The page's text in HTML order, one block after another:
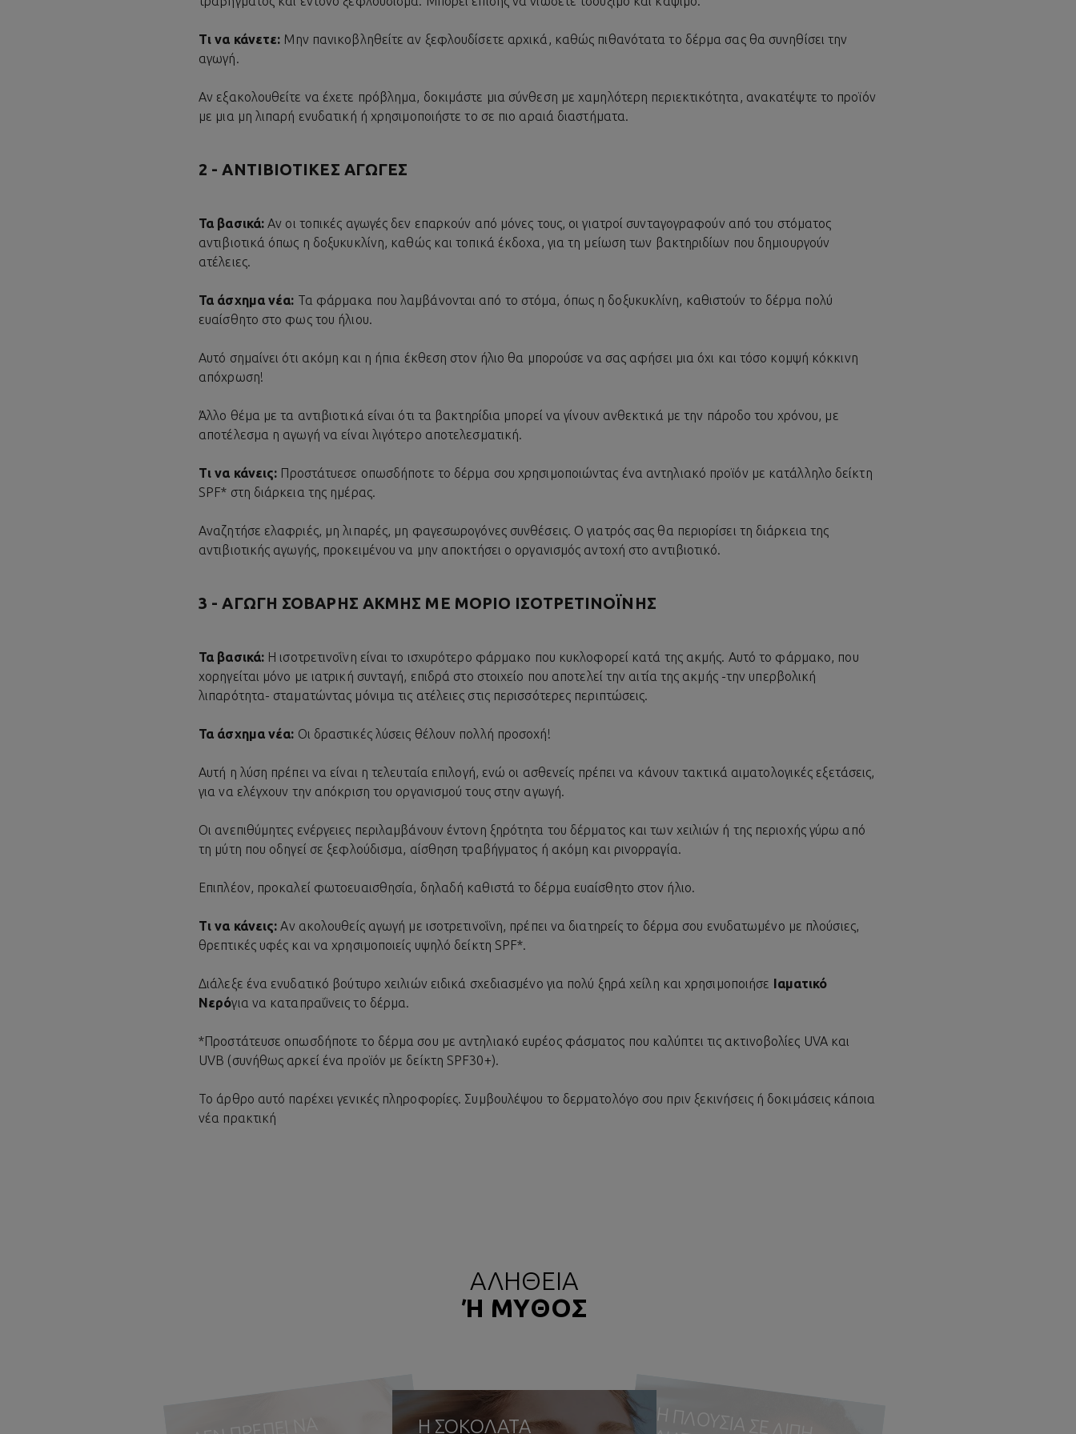
Τι να κάνετε: Μην πανικοβληθείτε αν ξεφλουδίσετε αρχικά, καθώς πιθανότατα το δέρμα σας θα συνηθίσει την
αγωγή.
Αν εξακολουθείτε να έχετε πρόβλημα, δοκιμάστε μια σύνθεση με χαμηλότερη περιεκτικότητα, ανακατέψτε το προϊόν
με μια μη λιπαρή ενυδατική ή χρησιμοποιήστε το σε πιο αραιά διαστήματα.
2 - ΑΝΤΙΒΙΟΤΙΚΈΣ ΑΓΩΓΈΣ
Τα βασικά:Αν οι τοπικές αγωγές δεν επαρκούν από μόνες τους, οι γιατροί συνταγογραφούν από του στόματος
αντιβιοτικά όπως η δοξυκυκλίνη, καθώς και τοπικά έκδοχα, για τη μείωση των βακτηριδίων που δημιουργούν
ατέλειες.
Τα άσχημα νέα: Τα φάρμακα που λαμβάνονται από το στόμα, όπως η δοξυκυκλίνη, καθιστούν το δέρμα πολύ
ευαίσθητο στο φως του ήλιου.
Αυτό σημαίνει ότι ακόμη και η ήπια έκθεση στον ήλιο θα μπορούσε να σας αφήσει μια όχι και τόσο κομψή κόκκινη
απόχρωση!
Άλλο θέμα με τα αντιβιοτικά είναι ότι τα βακτηρίδια μπορεί να γίνουν ανθεκτικά με την πάροδο του χρόνου, με
αποτέλεσμα η αγωγή να είναι λιγότερο αποτελεσματική.
Τι να κάνεις: Προστάτυεσε οπωσδήποτε το δέρμα σου χρησιμοποιώντας ένα αντηλιακό προϊόν με κατάλληλο δείκτη
SPF* στη διάρκεια της ημέρας.
Αναζητήσε ελαφριές, μη λιπαρές, μη φαγεσωρογόνες συνθέσεις. Ο γιατρός σας θα περιορίσει τη διάρκεια της
αντιβιοτικής αγωγής, προκειμένου να μην αποκτήσει ο οργανισμός αντοχή στο αντιβιοτικό.
3 - ΑΓΩΓΉ ΣΟΒΑΡΉΣ ΑΚΜΉΣ ΜΕ ΜΌΡΙΟ ΙΣΟΤΡΕΤΙΝΟΪ́ΝΗΣ
Τα βασικά: Η ισοτρετινοΐνη είναι το ισχυρότερο φάρμακο που κυκλοφορεί κατά της ακμής. Αυτό το φάρμακο, που
χορηγείται μόνο με ιατρική συνταγή, επιδρά στο στοιχείο που αποτελεί την αιτία της ακμής -την υπερβολική
λιπαρότητα- σταματώντας μόνιμα τις ατέλειες στις περισσότερες περιπτώσεις.
Τα άσχημα νέα: Οι δραστικές λύσεις θέλουν πολλή προσοχή!
Αυτή η λύση πρέπει να είναι η τελευταία επιλογή, ενώ οι ασθενείς πρέπει να κάνουν τακτικά αιματολογικές εξετάσεις,
για να ελέγχουν την απόκριση του οργανισμού τους στην αγωγή.
Οι ανεπιθύμητες ενέργειες περιλαμβάνουν έντονη ξηρότητα του δέρματος και των χειλιών ή της περιοχής γύρω από
τη μύτη που οδηγεί σε ξεφλούδισμα, αίσθηση τραβήγματος ή ακόμη και ρινορραγία.
Επιπλέον, προκαλεί φωτοευαισθησία, δηλαδή καθιστά το δέρμα ευαίσθητο στον ήλιο.
Τι να κάνεις: Αν ακολουθείς αγωγή με ισοτρετινοΐνη, πρέπει να διατηρείς το δέρμα σου ενυδατωμένο με πλούσιες,
θρεπτικές υφές και να χρησιμοποιείς υψηλό δείκτη SPF*.
Διάλεξε ένα ενυδατικό βούτυρο χειλιών ειδικά σχεδιασμένο για πολύ ξηρά χείλη και χρησιμοποιήσε Ιαματικό
Νερόγια να καταπραΰνεις το δέρμα.
*Προστάτευσε οπωσδήποτε το δέρμα σου με αντηλιακό ευρέος φάσματος που καλύπτει τις ακτινοβολίες UVA και
UVB (συνήθως αρκεί ένα προϊόν με δείκτη SPF30+).
Το άρθρο αυτό παρέχει γενικές πληροφορίες. Συμβουλέψου το δερματολόγο σου πριν ξεκινήσεις ή δοκιμάσεις κάποια
νέα πρακτική
ΑΛΗΘΕΙΑ
Ή ΜΥΘΟΣ
Η ΣΟΚΟΛΑΤΑ
Η ΠΛΟ
ΥΣΙΑ ΣΕ ΛΙΠΗ
ΔΙΑΤΡΟ
Φ